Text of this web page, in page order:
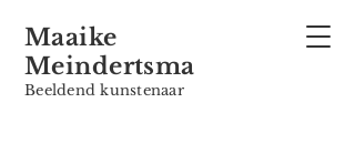
Maaike
Meindertsma
Beeldend kunstenaar